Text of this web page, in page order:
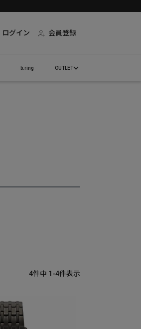
ログイン 会員登録
b.ring OUTLET
4件中 1 -4件表示